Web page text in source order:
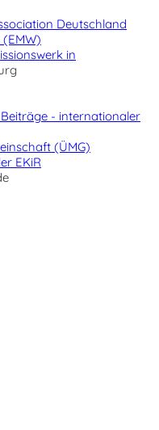
Deutschland
in
- internationaler
(ÜMG)
EKiR